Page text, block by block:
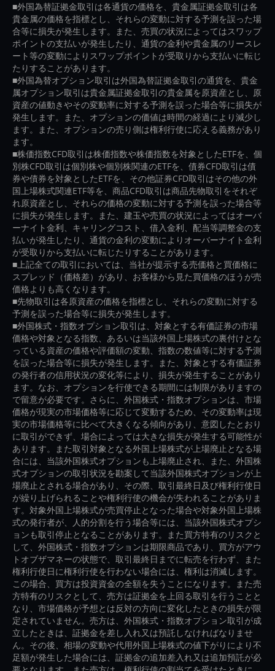
■外国為替証拠金取引は各通貨の価格を、貴金属証拠金取引は各
貴金属の価格を指標とし、それらの変動に対する予測を誤った場
合等に損失が発生します。また、売買の状況によってはスワップ
ポイントの支払いが発生したり、通貨の金利や貴金属のリースレ
ート等の変動によりスワップポイントが受取りから支払いに転じ
たりすることがあります。
■外国為替オプション取引は外国為替証拠金取引の通貨を、貴金
属オプション取引は貴金属証拠金取引の貴金属を原資産とし、原
資産の値動きやその変動率に対する予測を誤った場合等に損失が
発生します。また、オプションの価値は時間の経過により減少し
ます。また、オプションの売り側は権利行使に応える義務があり
ます。
■株価指数CFD取引は株価指数や株価指数を対象としたETFを、個
別株CFD取引は個別株や個別株関連のETFを、債券CFD取引は債
券や債券を対象としたETFを、その他証券CFD取引はその他の外
国上場株式関連ETF等を、商品CFD取引は商品先物取引をそれぞ
れ原資産とし、それらの価格の変動に対する予測を誤った場合等
に損失が発生します。また、建玉や売買の状況によってはオーバ
ーナイト金利、キャリングコスト、借入金利、配当等調整金の支
払いが発生したり、通貨の金利の変動によりオーバーナイト金利
が受取りから支払いに転じたりすることがあります。
■上記全ての取引においては、当社が提示する売価格と買価格に
スプレッド（価格差）があり、お客様から見た買価格のほうが売
価格よりも高くなります。
■先物取引は各原資産の価格を指標とし、それらの変動に対する
予測を誤った場合等に損失が発生します。
■外国株式・指数オプション取引は、対象とする有価証券の市場
価格や対象となる指数、あるいは当該外国上場株式の裏付けとな
っている資産の価格や評価額の変動、指数の数値等に対する予測
を誤った場合等に損失が発生します。また、対象とする有価証券
の発行者の信用状況の変化等により、損失が発生することがあり
ます。なお、オプションを行使できる期間には制限がありますの
で留意が必要です。さらに、外国株式・指数オプションは、市場
価格が現実の市場価格等に応じて変動するため、その変動率は現
実の市場価格等に比べて大きくなる傾向があり、意図したとおり
に取引ができず、場合によっては大きな損失が発生する可能性が
あります。また取引対象となる外国上場株式が上場廃止となる場
合には、当該外国株式オプションも上場廃止され、また、外国株
式オプションの取引状況を勘案して当該外国株式オプションが上
場廃止とされる場合があり、その際、取引最終日及び権利行使日
が繰り上げられることや権利行使の機会が失われることがありま
す。対象外国上場株式が売買停止となった場合や対象外国上場株
式の発行者が、人的分割を行う場合等には、当該外国株式オプシ
ョンも取引停止となることがあります。また買方特有のリスクと
して、外国株式・指数オプションは期限商品であり、買方がアウ
トオブザマネーの状態で、取引最終日までに転売を行わず、また
権利行使日に権利行使を行わない場合には、権利は消滅します。
この場合、買方は投資資金の全額を失うことになります。また売
方特有のリスクとして、売方は証拠金を上回る取引を行うことと
なり、市場価格が予想とは反対の方向に変化したときの損失が限
定されていません。売方は、外国株式・指数オプション取引が成
立したときは、証拠金を差し入れ又は預託しなければなりませ
ん。その後、相場の変動や代用外国上場株式の値下がりにより不
足額が発生した場合には、証拠金の追加差入れ又は追加預託が必